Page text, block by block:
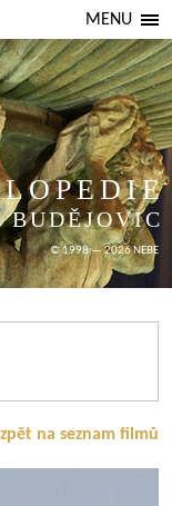
MENU
BUDĚJOVIC
© 1998 — 2026 NEBE
na seznam filmů